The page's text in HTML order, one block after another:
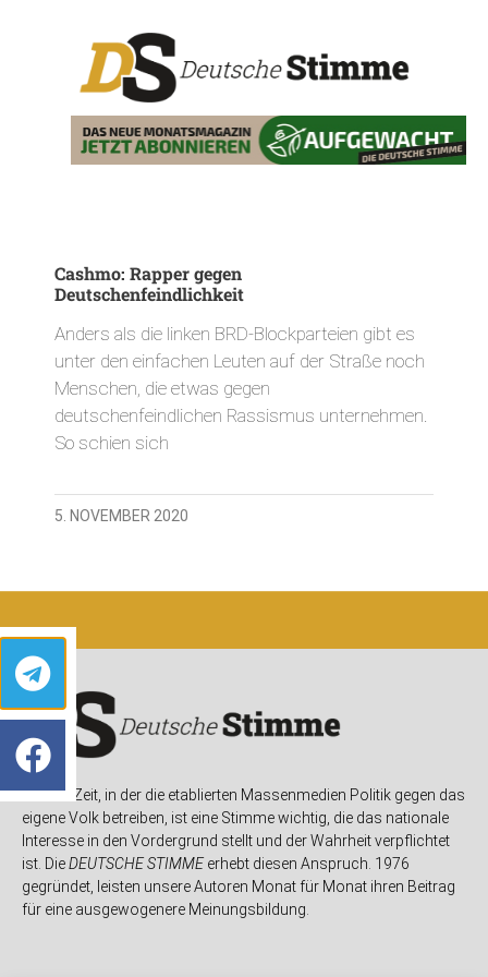
Cashmo: Rapper gegen
Deutschenfeindlichkeit
Anders als die linken BRD-Blockparteien gibt es
unter den einfachen Leuten auf der Straße noch
Menschen, die etwas gegen
deutschenfeindlichen Rassismus unternehmen.
So schien sich
5. NOVEMBER 2020
In einer Zeit, in der die etablierten Massenmedien Politik gegen das
eigene Volk betreiben, ist eine Stimme wichtig, die das nationale
Interesse in den Vordergrund stellt und der Wahrheit verpflichtet
ist. DieDEUTSCHE STIMMEerhebt diesen Anspruch. 1976
gegründet, leisten unsere Autoren Monat für Monat ihren Beitrag
für eine ausgewogenere Meinungsbildung.